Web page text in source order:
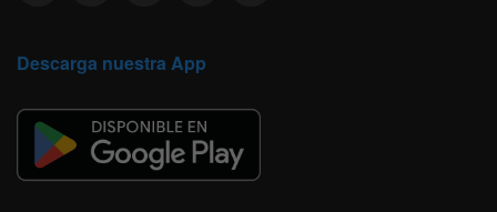
Descarga nuestra App